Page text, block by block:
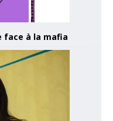
face à la mafia